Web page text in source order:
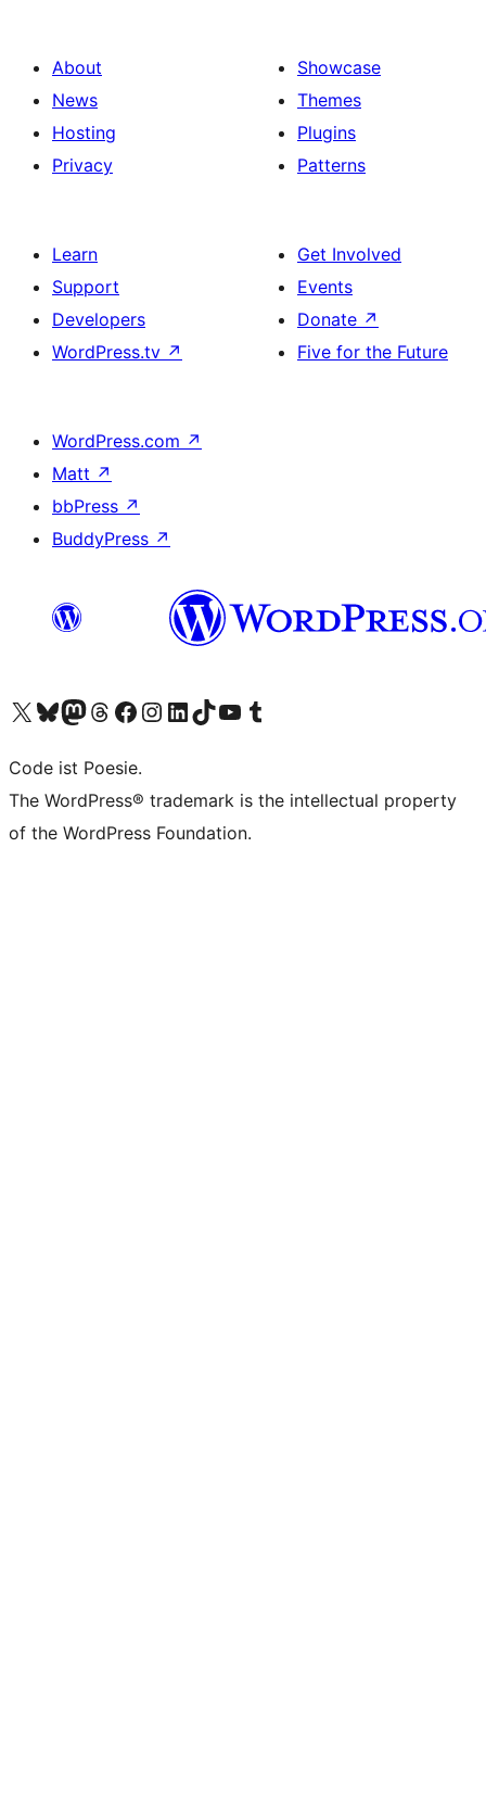
About
News
Hosting
Privacy
Showcase
Themes
Plugins
Patterns
Learn
Support
Developers
WordPress.tv ↗
Get Involved
Events
Donate ↗
Five for the Future
WordPress.com ↗
Matt ↗
bbPress ↗
BuddyPress ↗
Visit our X (formerly Twitter) account
Visit our Bluesky account
Visit our Mastodon account
Visit our Threads account
Visit our Facebook page
Visit our Instagram account
Visit our LinkedIn account
Visit our TikTok account
Visit our YouTube channel
Visit our Tumblr account
Code ist Poesie.
The WordPress® trademark is the intellectual property
of the WordPress Foundation.